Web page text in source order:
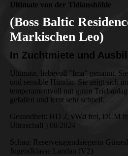
Ultimate von der Tidianshöhle
(Boss Baltic
Markischen Leo)
In Zuchtmiete und
Ultimate, liebevoll "Ima" genannt.
und sensible Hündin. Sie zeigt sich
temperamentvoll mit guten
gefallen und lernt sehr schnell.
Gesundheit: HD 2, vWd frei, DCM
Ultraschall ) 08/2024
Schau: Reservejugendsiegerin
Jugendklasse Landau (V2)